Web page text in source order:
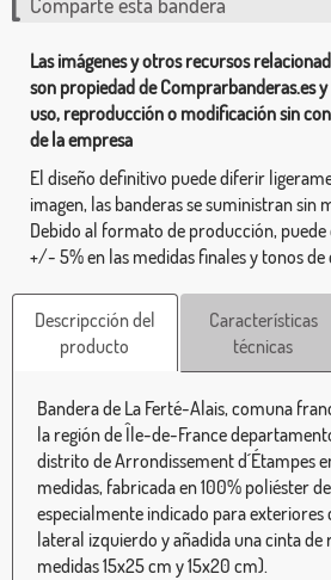
Las imágenes y otros recursos
son propiedad de Comprarbanderas.es
uso, reproducción o modificación sin
de la empresa
El diseño definitivo puede diferir
imagen, las banderas se suministran sin
Debido al formato de producción,
+/- 5% en las medidas finales y tonos de
Descripcción del
producto
Características
técnicas
Bandera de La Ferté-Alais, comuna
la región de Île-de-France
distrito de Arrondissement d´Étampes
medidas, fabricada en 100% poliéster
especialmente indicado para exteriores
lateral izquierdo y añadida una cinta
medidas 15x25 cm y 15x20 cm).